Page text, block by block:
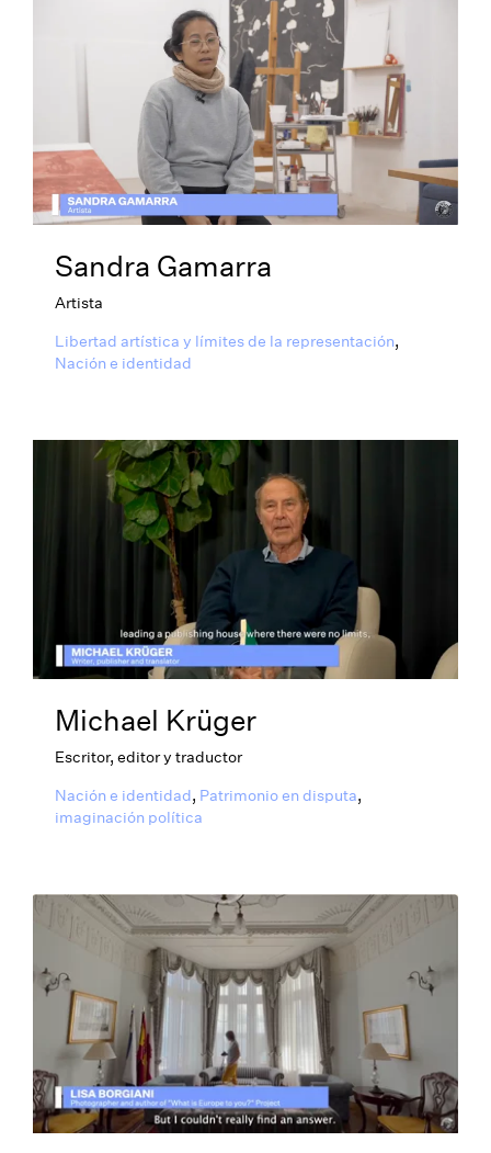
Sandra Gamarra
Artista
Libertad artística y límites de la representación,
Nación e identidad
Michael Krüger
Escritor, editor y traductor
Nación e identidad, Patrimonio en disputa,
imaginación política